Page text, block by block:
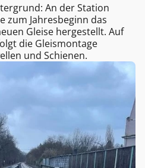
An der Station
zum Jahresbeginn das
Gleise hergestellt. Auf
die Gleismontage
und Schienen.